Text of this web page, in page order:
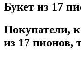
минут или день в день
вручить подарок ко
точность до минуты.
Букет из 17
Покупатели,
из 17 пионов,